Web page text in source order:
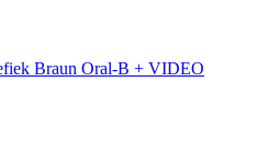
Braun Oral-B + VIDEO